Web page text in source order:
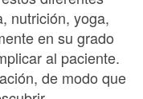
nutrición, yoga,
en su grado
al paciente.
de modo que